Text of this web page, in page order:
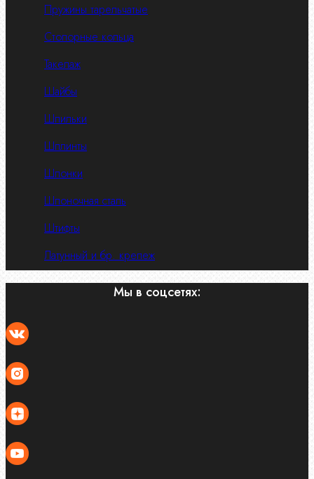
Пружины тарельчатые
Стопорные кольца
Такелаж
Шайбы
Шпильки
Шплинты
Шпонки
Шпоночная сталь
Штифты
Латунный и бр. крепеж
Мы в соцсетях: